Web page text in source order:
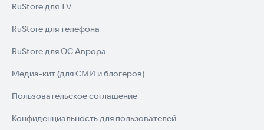
RuStore для TV
RuStore для телефона
RuStore для ОС Аврора
Медиа-кит (для СМИ и блогеров)
Пользовательское соглашение
Конфиденциальность для пользователей